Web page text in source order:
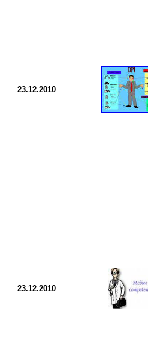
23.12.2010
23.12.2010